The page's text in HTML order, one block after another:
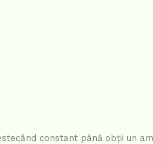
constant până obții un